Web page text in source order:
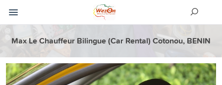
Max Le Chauffeur Bilingue (Car Rental) Cotonou, BENIN